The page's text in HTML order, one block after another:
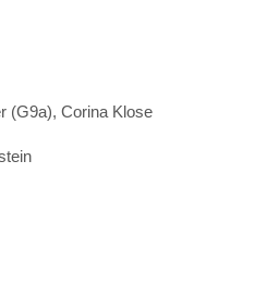
(G9a), Corina Klose